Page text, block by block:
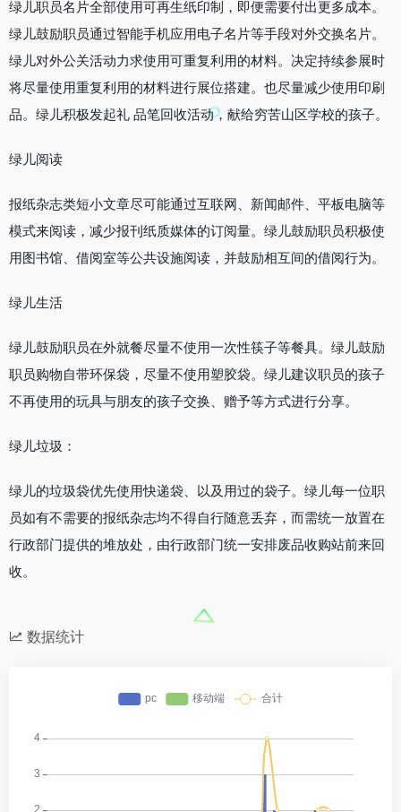
绿儿职员名片全部使用可再生纸印制，即便需要付出更多成本。
绿儿鼓励职员通过智能手机应用电子名片等手段对外交换名片。
绿儿对外公关活动力求使用可重复利用的材料。决定持续参展时
将尽量使用重复利用的材料进行展位搭建。也尽量减少使用印刷
品。绿儿积极发起礼 品笔回收活动，献给穷苦山区学校的孩子。
绿儿阅读
报纸杂志类短小文章尽可能通过互联网、新闻邮件、平板电脑等
模式来阅读，减少报刊纸质媒体的订阅量。绿儿鼓励职员积极使
用图书馆、借阅室等公共设施阅读，并鼓励相互间的借阅行为。
绿儿生活
绿儿鼓励职员在外就餐尽量不使用一次性筷子等餐具。绿儿鼓励
职员购物自带环保袋，尽量不使用塑胶袋。绿儿建议职员的孩子
不再使用的玩具与朋友的孩子交换、赠予等方式进行分享。
绿儿垃圾：
绿儿的垃圾袋优先使用快递袋、以及用过的袋子。绿儿每一位职
员如有不需要的报纸杂志均不得自行随意丢弃，而需统一放置在
行政部门提供的堆放处，由行政部门统一安排废品收购站前来回
收。
数据统计